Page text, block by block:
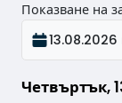
Четвъртък,
Показване на
13.08.2026